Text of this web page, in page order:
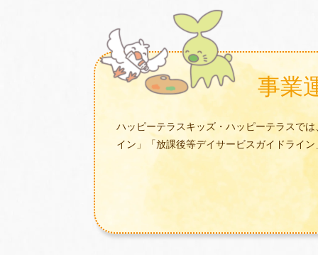
事業
ハッピーテラスキッズ・ハッピーテラスで
イン」「放課後等デイサービスガイドライ